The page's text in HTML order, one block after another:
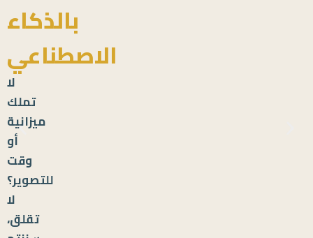
بالذكاء
الاصطناعي
لا
تملك
ميزانية
أو
وقت
للتصوير؟
لا
تقلق،